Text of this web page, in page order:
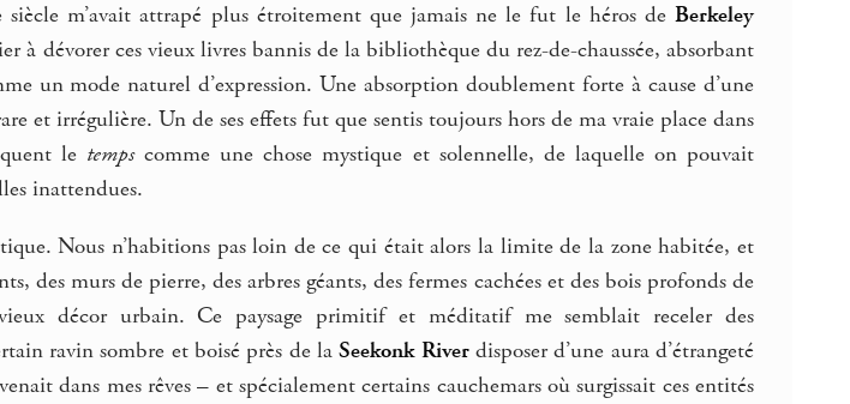
m’avait attrapé plus étroitement que jamais ne le fut le héros deBerkeley
à dévorer ces vieux livres bannis de la bibliothèque du rez-de-chaussée, absorbant
un mode naturel d’expression. Une absorption doublement forte à cause d’une
et irrégulière. Un de ses effets fut que sentis toujours hors de ma vraie place dans
le tempscomme une chose mystique et solennelle, de laquelle on pouvait
inattendues.
Nous n’habitions pas loin de ce qui était alors la limite de la zone habitée, et
des murs de pierre, des arbres géants, des fermes cachées et des bois profonds de
décor urbain. Ce paysage primitif et méditatif me semblait receler des
ravin sombre et boisé près de laSeekonk Riverdisposer d’une aura d’étrangeté
dans mes rêves – et spécialement certains cauchemars où surgissait ces entités